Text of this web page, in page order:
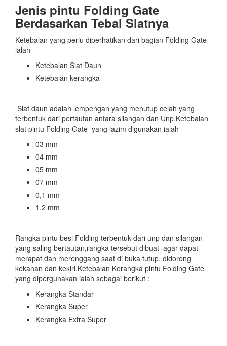
Jenis pintu Folding Gate
Berdasarkan Tebal Slatnya
Ketebalan yang perlu diperhatikan dari bagian Folding Gate
ialah
Ketebalan Slat Daun
Ketebalan kerangka
Slat daun adalah lempengan yang menutup celah yang
terbentuk dari pertautan antara silangan dan Unp.Ketebalan
slat pintu Folding Gate yang lazim digunakan ialah
03 mm
04 mm
05 mm
07 mm
0,1 mm
1,2 mm
Rangka pintu besi Folding terbentuk dari unp dan silangan
yang saling bertautan,rangka tersebut dibuat agar dapat
merapat dan merenggang saat di buka tutup, didorong
kekanan dan kekiri.Ketebalan Kerangka pintu Folding Gate
yang dipergunakan ialah sebagai berikut :
Kerangka Standar
Kerangka Super
Kerangka Extra Super